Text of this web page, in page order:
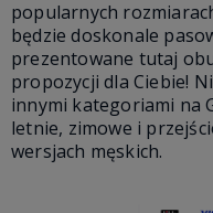
popularnych
będzie doskonale
prezentowane tutaj
propozycji dla Ciebie!
innymi kategoriami na
letnie, zimowe i
wersjach męskich.